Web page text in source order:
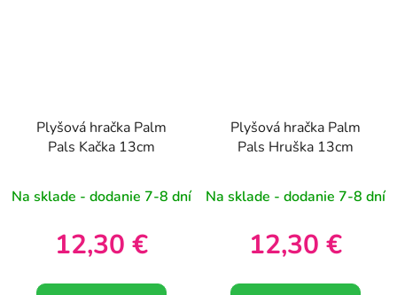
Plyšová hračka Palm
Pals Kačka 13cm
Na sklade - dodanie 7-8 dní
12,30 €
Plyšová hračka Palm
Pals Hruška 13cm
Na sklade - dodanie 7-8 dní
12,30 €